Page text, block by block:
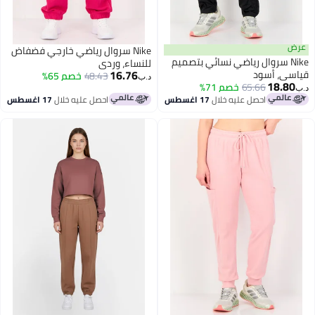
Nike سروال رياضي نسائي بتصميم
أسود
18.80
65.66خصم 71%
احصل عليه خلال17 اغسطس
Nike سروال رياضي خارجي فضفاض
للنساء، وردي
د.ب‏16.76
48.43خصم 65%
احصل عليه خلال17 اغسطس